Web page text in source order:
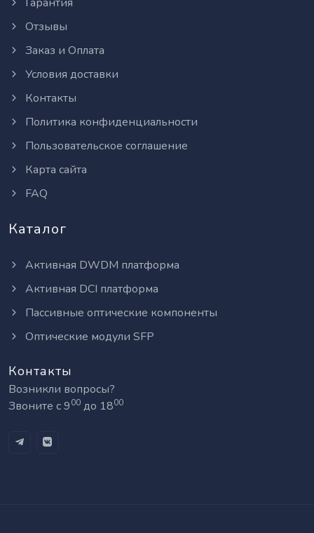
Отзывы
Заказ и Оплата
Условия доставки
Контакты
Политика конфиденциальности
Пользовательское соглашение
Карта сайта
FAQ
Каталог
Активная DWDM платформа
Активная DCI платформа
Пассивные оптические компоненты
Оптические модули SFP
Контакты
Возникли вопросы?
Звоните с 900 до 1800